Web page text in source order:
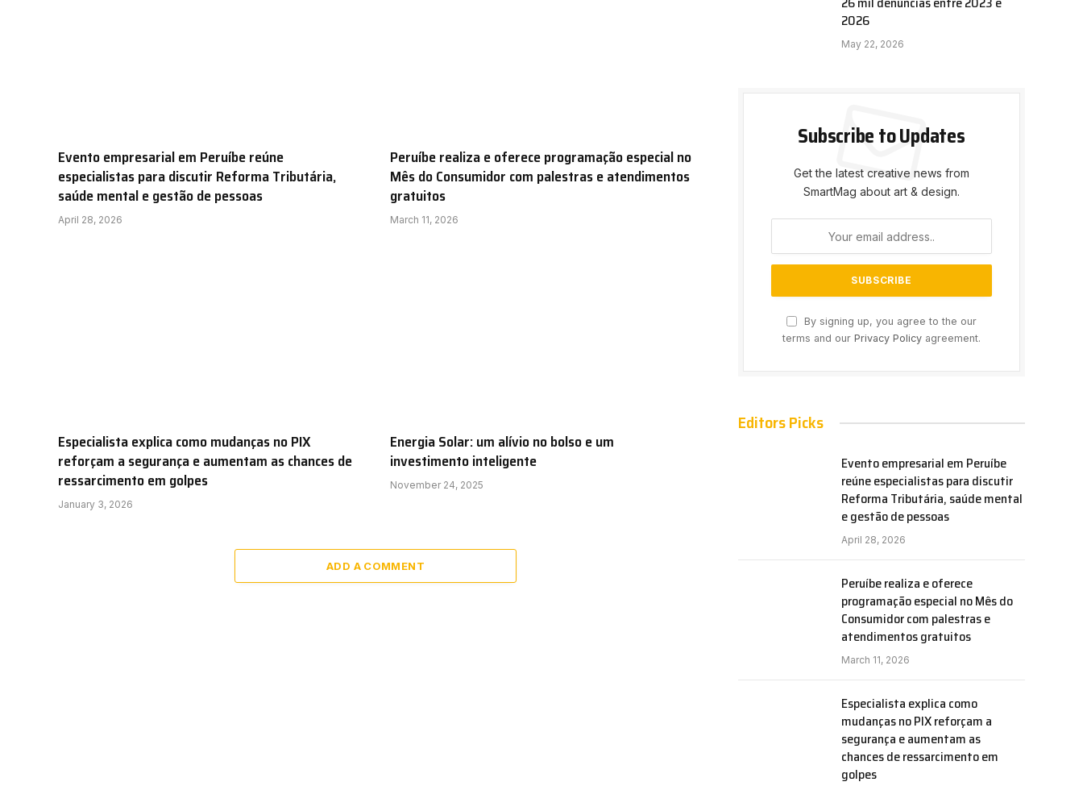
Evento empresarial em Peruíbe reúne
especialistas para discutir Reforma Tributária,
saúde mental e gestão de pessoas
April 28, 2026
Peruíbe realiza e oferece programação especial no
Mês do Consumidor com palestras e atendimentos
gratuitos
March 11, 2026
Especialista explica como mudanças no PIX
reforçam a segurança e aumentam as chances de
ressarcimento em golpes
January 3, 2026
Energia Solar: um alívio no bolso e um
investimento inteligente
November 24, 2025
ADD A COMMENT
2026
May 22, 2026
Subscribe to Updates
Get the latest creative news from
SmartMag about art & design.
By signing up, you agree to the our
terms and our Privacy Policy agreement.
Editors Picks
Evento empresarial em Peruíbe
reúne especialistas para discutir
Reforma Tributária, saúde mental
e gestão de pessoas
April 28, 2026
Peruíbe realiza e oferece
programação especial no Mês do
Consumidor com palestras e
atendimentos gratuitos
March 11, 2026
Especialista explica como
mudanças no PIX reforçam a
segurança e aumentam as
chances de ressarcimento em
golpes